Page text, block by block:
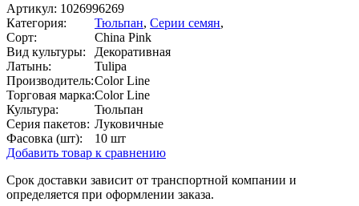
Артикул: 1026996269
Категория:
Тюльпан, Серии семян,
Сорт:
China Pink
Вид культуры:
Декоративная
Латынь:
Tulipa
Производитель:Color Line
Торговая марка:Color Line
Культура:
Тюльпан
Серия пакетов: Луковичные
Фасовка (шт):
10 шт
Добавить товар к сравнению
Срок доставки зависит от транспортной компании и
определяется при оформлении заказа.